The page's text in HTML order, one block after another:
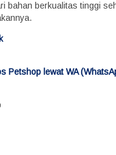
bahan berkualitas tinggi
Petshop lewat WA